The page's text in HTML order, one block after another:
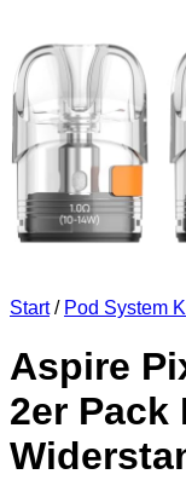
Start / Pod System
Aspire
2er